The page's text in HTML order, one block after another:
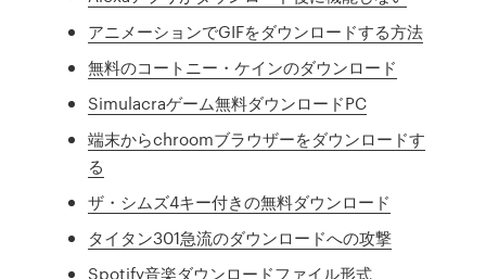
アニメーションでGIFをダウンロードする方法
無料のコートニー・ケインのダウンロード
Simulacraゲーム無料ダウンロードPC
端末からchroomブラウザーをダウンロードす
る
ザ・シムズ4キー付きの無料ダウンロード
タイタン301急流のダウンロードへの攻撃
Spotify音楽ダウンロードファイル形式